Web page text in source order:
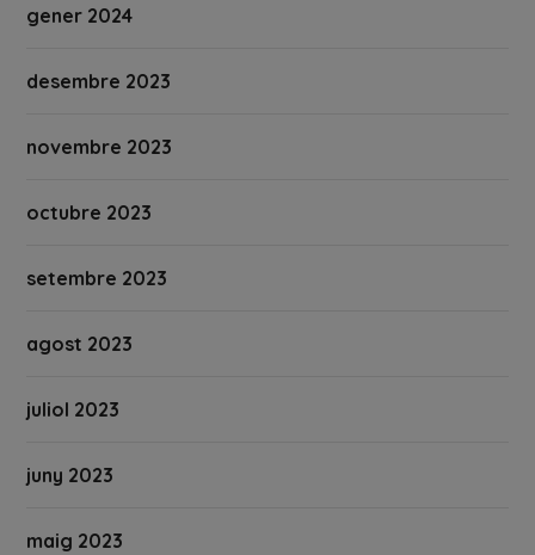
gener 2024
desembre 2023
novembre 2023
octubre 2023
setembre 2023
agost 2023
juliol 2023
juny 2023
maig 2023